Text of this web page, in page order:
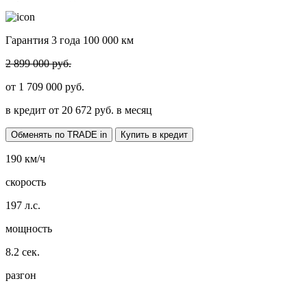
Гарантия 3 года 100 000 км
2 899 000 руб.
от 1 709 000 руб.
в кредит от 20 672 руб. в месяц
Обменять по TRADE in Купить в кредит
190 км/ч
скорость
197 л.с.
мощность
8.2 сек.
разгон